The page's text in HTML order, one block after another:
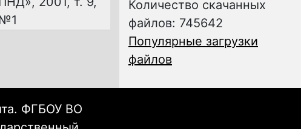
Количество скачанных
файлов: 745642
Популярные загрузки
файлов
ФГБОУ ВО